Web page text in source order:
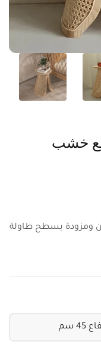
مع خشب
ومزودة بسطح